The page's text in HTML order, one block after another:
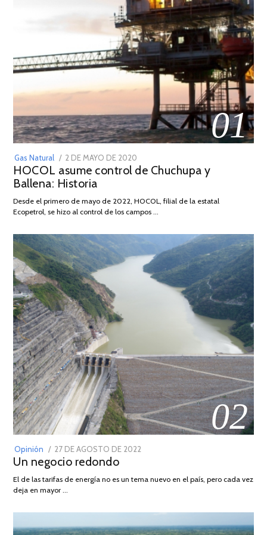
01
Gas Natural
POSTED
ON
2 DE MAYO DE 2020
DE
2026
HOCOL asume control de Chuchupa y
Ballena: Historia
Desde el primero de mayo de 2022, HOCOL, filial de la estatal
Ecopetrol, se hizo al control de los campos …
02
Opinión
POSTED
ON
27 DE AGOSTO DE 2022
DE
Un negocio redondo
El de las tarifas de energía no es un tema nuevo en el país, pero cada vez
deja en mayor …